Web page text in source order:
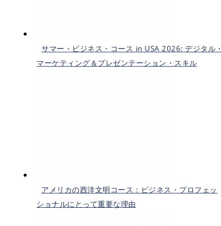
サマー・ビジネス・コース in USA 2026: デジタル
マーケティング＆プレゼンテーション・スキル
アメリカの西洋文明コース：ビジネス・プロフェッ
ショナルにとって重要な理由